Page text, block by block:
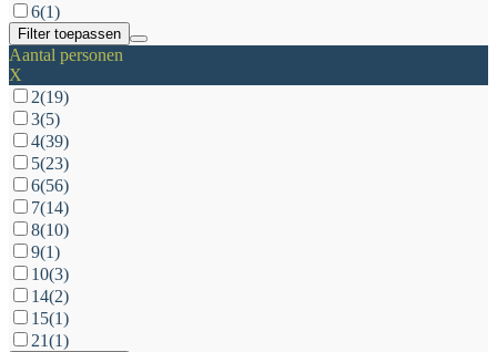
6(1)
Filter toepassen
Aantal personen
X
2(19)
3(5)
4(39)
5(23)
6(56)
7(14)
8(10)
9(1)
10(3)
14(2)
15(1)
21(1)